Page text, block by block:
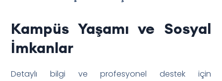
Kampüs Yaşamı ve Sosyal
İmkanlar
Detaylı bilgi ve profesyonel destek için